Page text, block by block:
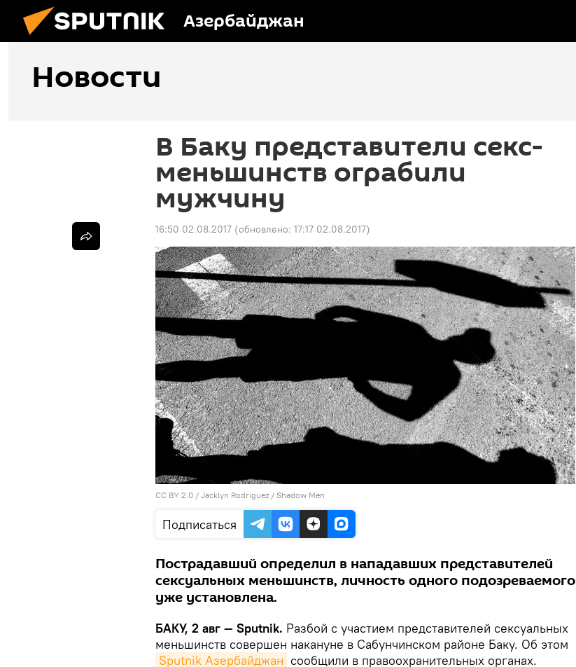
Азербайджан
Новости
В Баку представители секс-
меньшинств ограбили
мужчину
16:50 02.08.2017 (обновлено: 17:17 02.08.2017)
CC BY 2.0 / Jacklyn Rodriguez / Shadow Men
Подписаться
Пострадавший определил в нападавших представителей
сексуальных меньшинств, личность одного подозреваемого
уже установлена.
БАКУ, 2 авг — Sputnik. Разбой с участием представителей сексуальных
меньшинств совершен накануне в Сабунчинском районе Баку. Об этом
Sputnik Азербайджан сообщили в правоохранительных органах.